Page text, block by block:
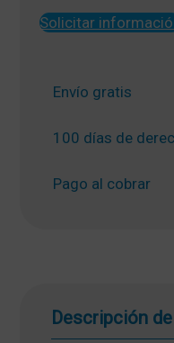
Solicitar
Envío gratis
100 días de
Pago al cobrar
Descripción